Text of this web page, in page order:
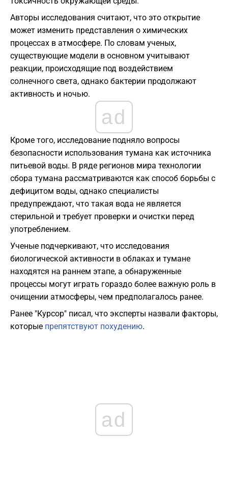
Авторы исследования считают, что это открытие
может изменить представления о химических
процессах в атмосфере. По словам ученых,
существующие модели в основном учитывают
реакции, происходящие под воздействием
солнечного света, однако бактерии продолжают
активность и ночью.
ad
Кроме того, исследование подняло вопросы
безопасности использования тумана как источника
питьевой воды. В ряде регионов мира технологии
сбора тумана рассматриваются как способ борьбы с
дефицитом воды, однако специалисты
предупреждают, что такая вода не является
стерильной и требует проверки и очистки перед
употреблением.
Ученые подчеркивают, что исследования
биологической активности в облаках и тумане
находятся на раннем этапе, а обнаруженные
процессы могут играть гораздо более важную роль в
очищении атмосферы, чем предполагалось ранее.
Ранее "Курсор" писал, что эксперты назвали факторы,
которые препятствуют похудению.
ad